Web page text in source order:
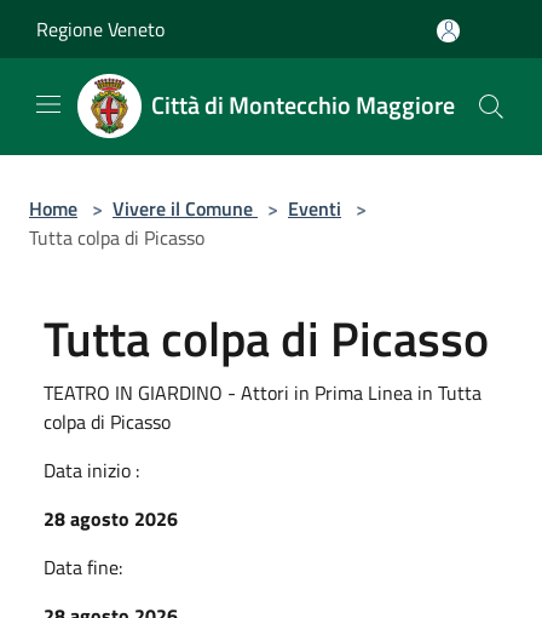
Regione Veneto
Città di Montecchio Maggiore
Home > Vivere il Comune > Eventi >
Tutta colpa di Picasso
Tutta colpa di Picasso
TEATRO IN GIARDINO - Attori in Prima Linea in Tutta
colpa di Picasso
Data inizio :
28 agosto 2026
Data fine: